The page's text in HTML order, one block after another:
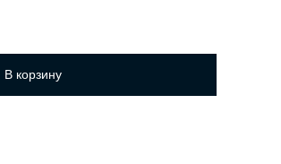
В корзину